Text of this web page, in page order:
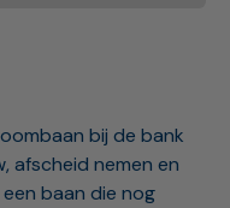
bij de bank
afscheid nemen en
baan die nog